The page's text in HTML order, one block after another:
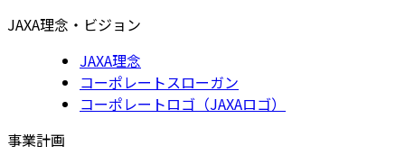
JAXA理念・ビジョン
JAXA理念
コーポレートスローガン
コーポレートロゴ（JAXAロゴ）
事業計画